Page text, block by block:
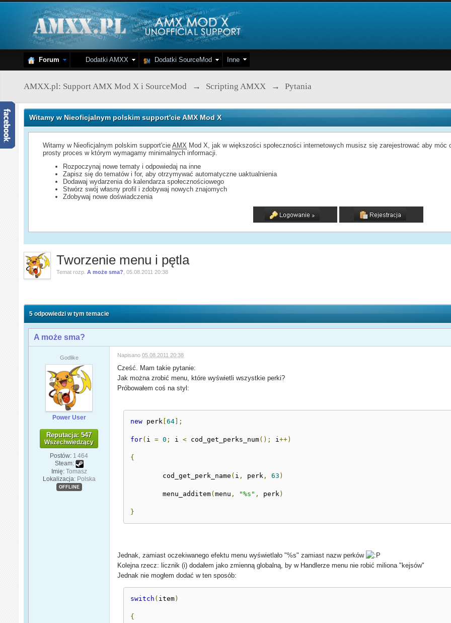
Forum Dodatki AMXX Dodatki SourceMod Inne
AMXX.pl: Support AMX Mod X i SourceMod → Scripting AMXX → Pytania
Witamy w Nieoficjalnym polskim support'cie AMX Mod X
Witamy w Nieoficjalnym polskim support'cieAMX Mod X, jak w większości społeczności internetowych musisz się zarejestrować aby
prosty proces w którym wymagamy minimalnych informacji.
Rozpoczynaj nowe tematy i odpowiedaj na inne
Zapisz się do tematów i for, aby otrzymywać automatyczne uaktualnienia
Dodawaj wydarzenia do kalendarza społecznościowego
Stwórz swój własny profil i zdobywaj nowych znajomych
Zdobywaj nowe doświadczenia
Tworzenie menu i pętla
Temat rozp.A może sma? ,05.08.2011 20:38
5 odpowiedzi w tym temacie
A może sma?
Godlike
Power User
Reputacja: 547
Wszechwiedzący
Postów: 1 464
Steam:
Imię: Tomasz
Lokalizacja: Polska
OFFLINE
Napisano05.08.2011 20:38
Cześć. Mam takie pytanie:
Jak można zrobić menu, które wyświetli wszystkie perki?
Próbowałem coś na styl:
new perk [64];
for( i = 0 ; i < cod_get_perks_num(); i++)
{
	cod_get_perk_name
( i , perk , 63 )
	menu_additem
(menu , "%s" , perk )
}
Jednak, zamiast oczekiwanego efektu menu wyświetlało "%s" zamiast nazw perków
Kolejna rzecz: licznik (i) dodałem jako zmienną globalną, by w Handlerze menu nie robić miliona "kejsów"
Jednak nie mogłem dodać w ten sposób:
switch ( item)
{